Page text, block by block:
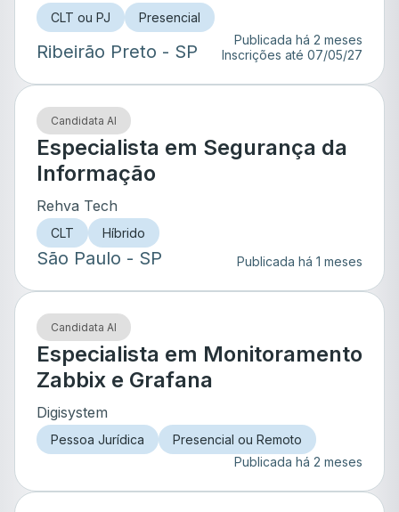
CLT ou PJ Presencial
Ribeirão Preto - SP
Publicada há 2 meses
Inscrições até 07/05/27
Candidata AI
Especialista em Segurança da
Informação
Rehva Tech
CLT Híbrido
São Paulo - SP Publicada há 1 meses
Candidata AI
Especialista em Monitoramento
Zabbix e Grafana
Digisystem
Pessoa Jurídica
Presencial ou Remoto
Publicada há 2 meses